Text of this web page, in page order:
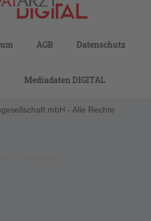
AGB Datenschutz
Mediadaten DIGITAL
mbH - Alle Rechte